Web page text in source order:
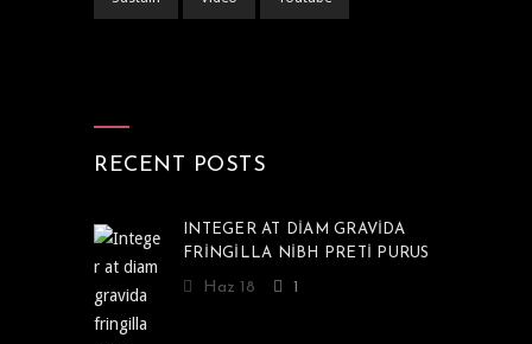
RECENT POSTS
INTEGER AT DIAM GRAVIDA
FRINGILLA NIBH PRETI PURUS
Haz 18 1